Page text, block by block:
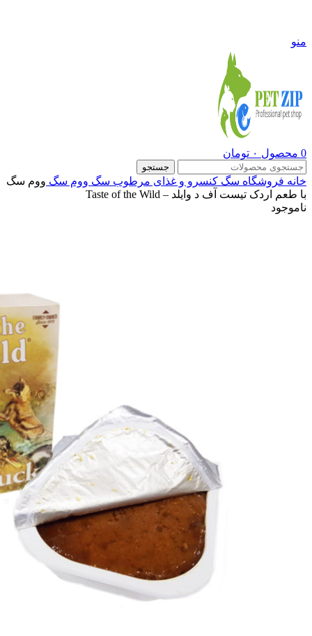
منو
0 محصول ۰ تومان
جستجو
خانه فروشگاه سگ کنسرو و غذای مرطوب سگ ووم سگ ووم سگ
با طعم اردک تیست آف د وایلد – Taste of the Wild
ناموجود